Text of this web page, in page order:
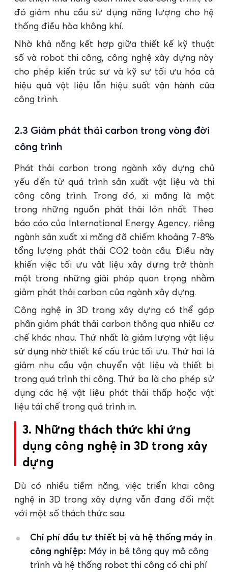
đó giảm nhu cầu sử dụng năng lượng cho hệ
thống điều hòa không khí.
Nhờ khả năng kết hợp giữa thiết kế kỹ thuật
số và robot thi công, công nghệ xây dựng này
cho phép kiến trúc sư và kỹ sư tối ưu hóa cả
hiệu quả vật liệu lẫn hiệu suất vận hành của
công trình.
2.3 Giảm phát thải carbon trong vòng đời
công trình
Phát thải carbon trong ngành xây dựng chủ
yếu đến từ quá trình sản xuất vật liệu và thi
công công trình. Trong đó, xi măng là một
trong những nguồn phát thải lớn nhất. Theo
báo cáo của International Energy Agency, riêng
ngành sản xuất xi măng đã chiếm khoảng 7-8%
tổng lượng phát thải CO2 toàn cầu. Điều này
khiến việc tối ưu vật liệu xây dựng trở thành
một trong những giải pháp quan trọng nhằm
giảm phát thải carbon của ngành xây dựng.
Công nghệ in 3D trong xây dựng có thể góp
phần giảm phát thải carbon thông qua nhiều cơ
chế khác nhau. Thứ nhất là giảm lượng vật liệu
sử dụng nhờ thiết kế cấu trúc tối ưu. Thứ hai là
giảm nhu cầu vận chuyển vật liệu và thiết bị
trong quá trình thi công. Thứ ba là cho phép sử
dụng các hệ vật liệu phát thải thấp hoặc vật
liệu tái chế trong quá trình in.
3. Những thách thức khi ứng
dụng công nghệ in 3D trong xây
dựng
Dù có nhiều tiềm năng, việc triển khai công
nghệ in 3D trong xây dựng vẫn đang đối mặt
với một số thách thức sau:
Chi phí đầu tư thiết bị và hệ thống máy in
công nghiệp: Máy in bê tông quy mô công
trình và hệ thống robot thi công có chi phí